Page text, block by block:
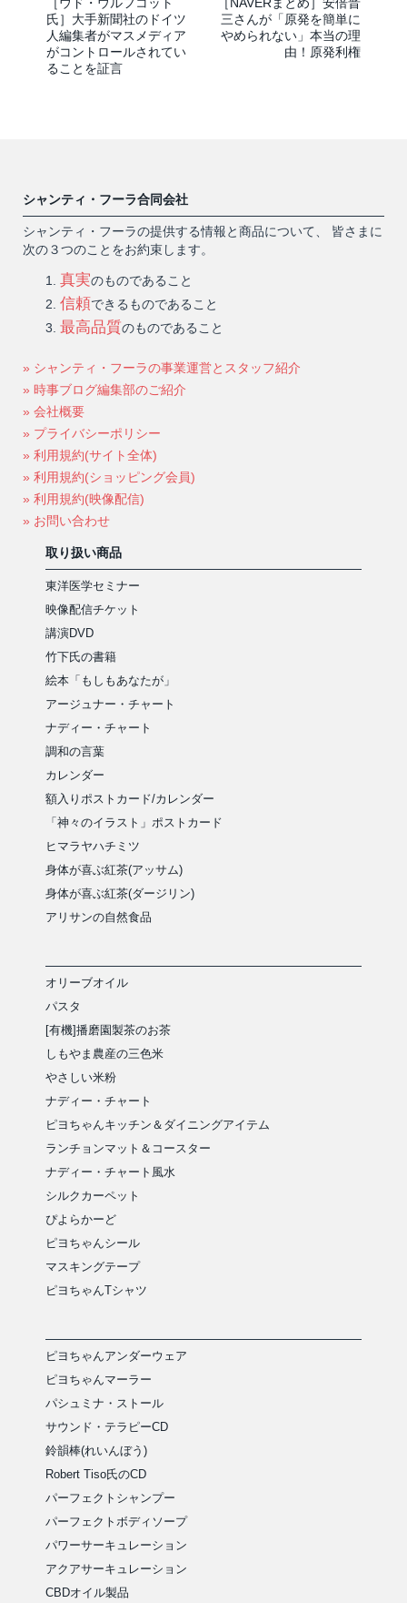
氏］大手新聞社のドイツ
人編集者がマスメディア
がコントロールされてい
ることを証言
三さんが「原発を簡単に
やめられない」本当の理
由！原発利権
シャンティ・フーラ合同会社
シャンティ・フーラの提供する情報と商品について、 皆さまに
次の３つのことをお約束します。
真実のものであること
信頼できるものであること
最高品質のものであること
» シャンティ・フーラの事業運営とスタッフ紹介
» 時事ブログ編集部のご紹介
» 会社概要
» プライバシーポリシー
» 利用規約(サイト全体)
» 利用規約(ショッピング会員)
» 利用規約(映像配信)
» お問い合わせ
取り扱い商品
東洋医学セミナー
映像配信チケット
講演DVD
竹下氏の書籍
絵本「もしもあなたが」
アージュナー・チャート
ナディー・チャート
調和の言葉
カレンダー
額入りポストカード/カレンダー
「神々のイラスト」ポストカード
ヒマラヤハチミツ
身体が喜ぶ紅茶(アッサム)
身体が喜ぶ紅茶(ダージリン)
アリサンの自然食品
オリーブオイル
パスタ
[有機]播磨園製茶のお茶
しもやま農産の三色米
やさしい米粉
ナディー・チャート
ピヨちゃんキッチン＆ダイニングアイテム
ランチョンマット＆コースター
ナディー・チャート風水
シルクカーペット
ぴよらかーど
ピヨちゃんシール
マスキングテープ
ピヨちゃんTシャツ
ピヨちゃんアンダーウェア
ピヨちゃんマーラー
パシュミナ・ストール
サウンド・テラピーCD
鈴韻棒(れいんぼう)
Robert Tiso氏のCD
パーフェクトシャンプー
パーフェクトボディソープ
パワーサーキュレーション
アクアサーキュレーション
CBDオイル製品